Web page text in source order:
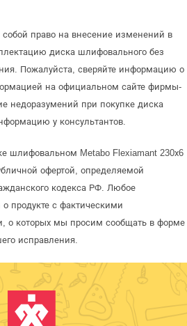
собой право на внесение изменений в
диска шлифовального без
Пожалуйста, сверяйте информацию о
на официальном сайте фирмы-
недоразумений при покупке диска
у консультантов.
шлифовальном Metabo Flexiamant 230х6
офертой, определяемой
кодекса РФ. Любое
продукте с фактическими
о которых мы просим сообщать в форме
исправления.